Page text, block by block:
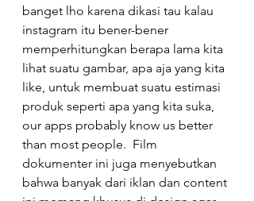
banget lho karena dikasi tau kalau
instagram itu bener-bener
memperhitungkan berapa lama kita
lihat suatu gambar, apa aja yang kita
like, untuk membuat suatu estimasi
produk seperti apa yang kita suka,
our apps probably know us better
than most people.  Film
dokumenter ini juga menyebutkan
bahwa banyak dari iklan dan content